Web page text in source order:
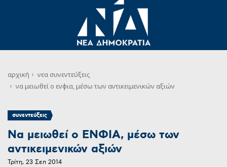
αρχική νεα συνεντεύξεις
να μειωθεί ο ενφια, μέσω των αντικειμενικών αξιών
συνεντεύξεις
Να μειωθεί ο ΕΝΦΙΑ, μέσω των
αντικειμενικών αξιών
Τρίτη, 23 Σεπ 2014